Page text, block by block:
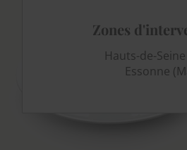
Zones
Hauts-de-
Essonne